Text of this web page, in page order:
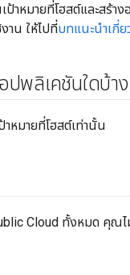
หมายที่โฮสต์และสร้า
าน ให้ไปที่บทแนะนำเกี่ย
ปพลิเคชันใดบ้าง
หมายที่โฮสต์เท่านั้น
Cloud ทั้งหมด คุณ